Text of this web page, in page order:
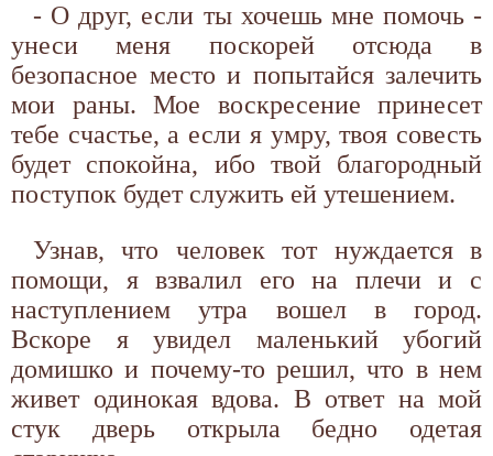
- О друг, если ты хочешь мне помочь -
унеси меня поскорей отсюда в
безопасное место и попытайся залечить
мои раны. Мое воскресение принесет
тебе счастье, а если я умру, твоя совесть
будет спокойна, ибо твой благородный
поступок будет служить ей утешением.
Узнав, что человек тот нуждается в
помощи, я взвалил его на плечи и с
наступлением утра вошел в город.
Вскоре я увидел маленький убогий
домишко и почему-то решил, что в нем
живет одинокая вдова. В ответ на мой
стук дверь открыла бедно одетая